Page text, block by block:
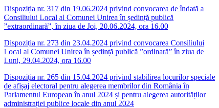
Dispoziția nr. 317 din 19.06.2024 privind convocarea de îndată a
Consiliului Local al Comunei Unirea în ședință publică
”extraordinară”, în ziua de Joi, 20.06.2024, ora 16.00
Dispoziția nr. 273 din 23.04.2024 privind convocarea Consiliului
Local al Comunei Unirea în ședință publică ”ordinară” în ziua de
Luni, 29.04.2024, ora 16.00
Dispoziția nr. 265 din 15.04.2024 privind stabilirea locurilor speciale
de afișaj electoral pentru alegerea membrilor din România în
Parlamentul European în anul 2024 și pentru alegerea autorităților
administrației publice locale din anul 2024